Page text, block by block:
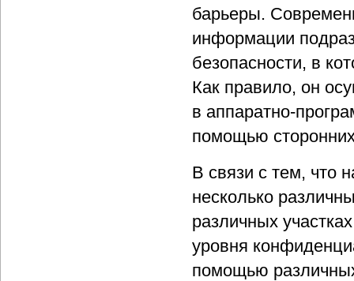
барьеры.
информации
безопасности, в
Как правило, он
в аппаратно-
помощью
В связи с тем, что
несколько
различных
уровня
помощью